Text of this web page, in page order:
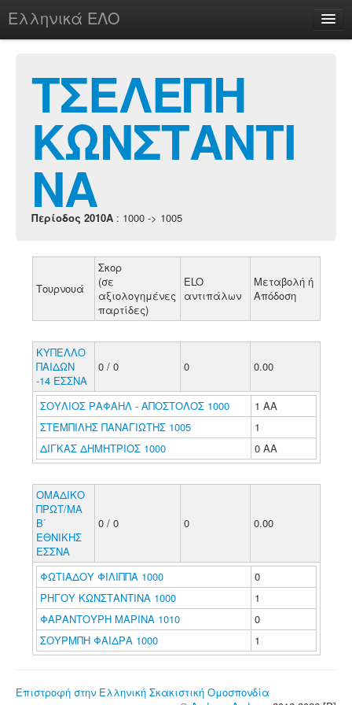
Ελληνικά ΕΛΟ
chesstu.be @ discord
Login
ΤΣΕΛΕΠΗ
ΚΩΝΣΤΑΝΤΙ
ΝΑ
Περίοδος 2010A : 1000 -> 1005
Τουρνουά
Σκορ
(σε
αξιολογημένες
παρτίδες)
ELO
αντιπάλων
Μεταβολή ή
Απόδοση
ΚΥΠΕΛΛΟ
ΠΑΙΔΩΝ
-14 ΕΣΣΝΑ
0 / 0 0 0.00
ΣΟΥΛΙΟΣ ΡΑΦΑΗΛ - ΑΠΟΣΤΟΛΟΣ 1000
1 ΑΑ
ΣΤΕΜΠΙΛΗΣ ΠΑΝΑΓΙΩΤΗΣ 1005
1
ΔΙΓΚΑΣ ΔΗΜΗΤΡΙΟΣ 1000
0 ΑΑ
ΟΜΑΔΙΚΟ
ΠΡΩΤ/ΜΑ
Β΄
ΕΘΝΙΚΗΣ
ΕΣΣΝΑ
0 / 0 0 0.00
ΦΩΤΙΑΔΟΥ ΦΙΛΙΠΠΑ 1000
0
ΡΗΓΟΥ ΚΩΝΣΤΑΝΤΙΝΑ 1000
1
ΦΑΡΑΝΤΟΥΡΗ ΜΑΡΙΝΑ 1010
0
ΣΟΥΡΜΠΗ ΦΑΙΔΡΑ 1000
1
Επιστροφή στην Ελληνική Σκακιστική Ομοσπονδία